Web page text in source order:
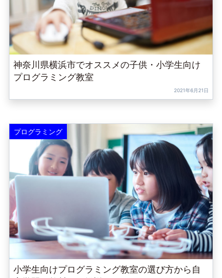
神奈川県横浜市でオススメの子供・小学生向け
プログラミング教室
2021年6月21日
小学生向けプログラミング教室の選び方から自
プログラミング